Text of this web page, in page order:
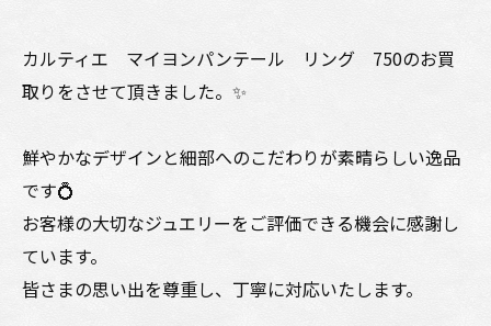
カルティエ マイヨンパンテール リング 750のお買
取りをさせて頂きました。✨
鮮やかなデザインと細部へのこだわりが素晴らしい逸品
です💍
お客様の大切なジュエリーをご評価できる機会に感謝し
ています。
皆さまの思い出を尊重し、丁寧に対応いたします。